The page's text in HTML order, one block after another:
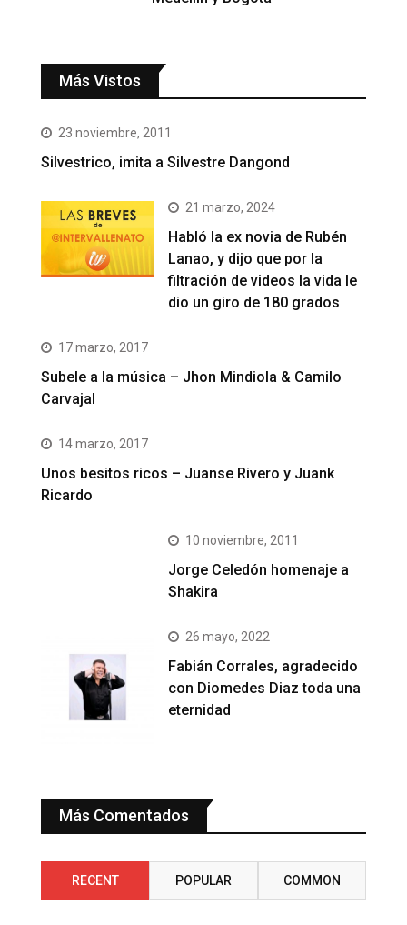
Más Vistos
23 noviembre, 2011
Silvestrico, imita a Silvestre Dangond
21 marzo, 2024
Habló la ex novia de Rubén
Lanao, y dijo que por la
filtración de videos la vida le
dio un giro de 180 grados
17 marzo, 2017
Subele a la música – Jhon Mindiola & Camilo
Carvajal
14 marzo, 2017
Unos besitos ricos – Juanse Rivero y Juank
Ricardo
10 noviembre, 2011
Jorge Celedón homenaje a
Shakira
26 mayo, 2022
Fabián Corrales, agradecido
con Diomedes Diaz toda una
eternidad
Más Comentados
RECENT POPULAR COMMON